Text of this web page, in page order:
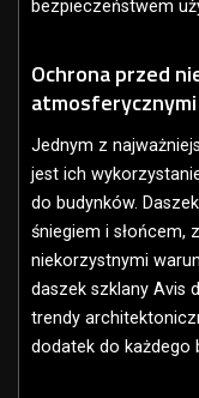
bezpieczeństwem
Ochrona przed
atmosferycznymi
Jednym z
jest ich
do budynków.
śniegiem i słońcem,
niekorzystnymi
daszek szklany Avis
trendy
dodatek do każdego